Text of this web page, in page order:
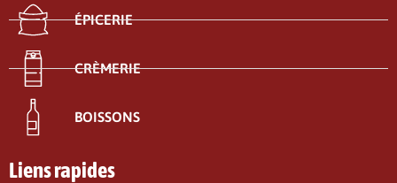
ÉPICERIE
CRÈMERIE
BOISSONS
Liens rapides